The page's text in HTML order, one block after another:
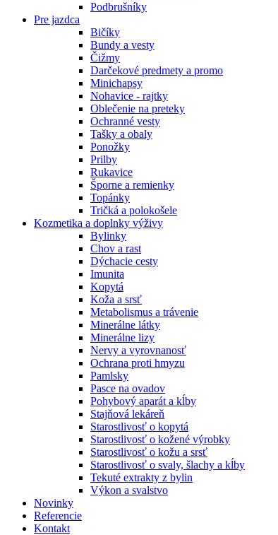
Podbrušníky
Pre jazdca
Bičíky
Bundy a vesty
Čižmy
Darčekové predmety a promo
Minichapsy
Nohavice - rajtky
Oblečenie na preteky
Ochranné vesty
Tašky a obaly
Ponožky
Prilby
Rukavice
Šporne a remienky
Topánky
Tričká a polokošele
Kozmetika a doplnky výživy
Bylinky
Chov a rast
Dýchacie cesty
Imunita
Kopytá
Koža a srsť
Metabolismus a trávenie
Minerálne látky
Minerálne lizy
Nervy a vyrovnanosť
Ochrana proti hmyzu
Pamlsky
Pasce na ovadov
Pohybový aparát a kĺby
Stajňová lekáreň
Starostlivosť o kopytá
Starostlivosť o kožené výrobky
Starostlivosť o kožu a srsť
Starostlivosť o svaly, šlachy a kĺby
Tekuté extrakty z bylin
Výkon a svalstvo
Novinky
Referencie
Kontakt